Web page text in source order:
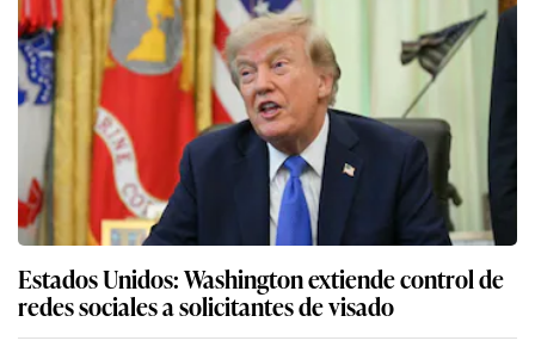
Estados Unidos: Washington extiende control de
redes sociales a solicitantes de visado